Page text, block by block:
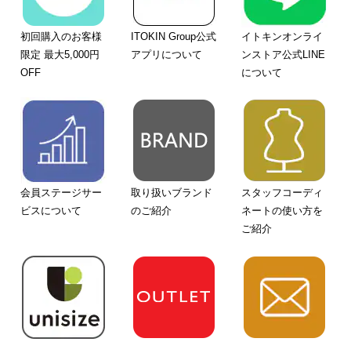
初回購入のお客様
限定 最大5,000円
OFF
ITOKIN Group公式
アプリについて
イトキンオンライ
ンストア公式LINE
について
会員ステージサー
ビスについて
取り扱いブランド
のご紹介
スタッフコーディ
ネートの使い方を
ご紹介